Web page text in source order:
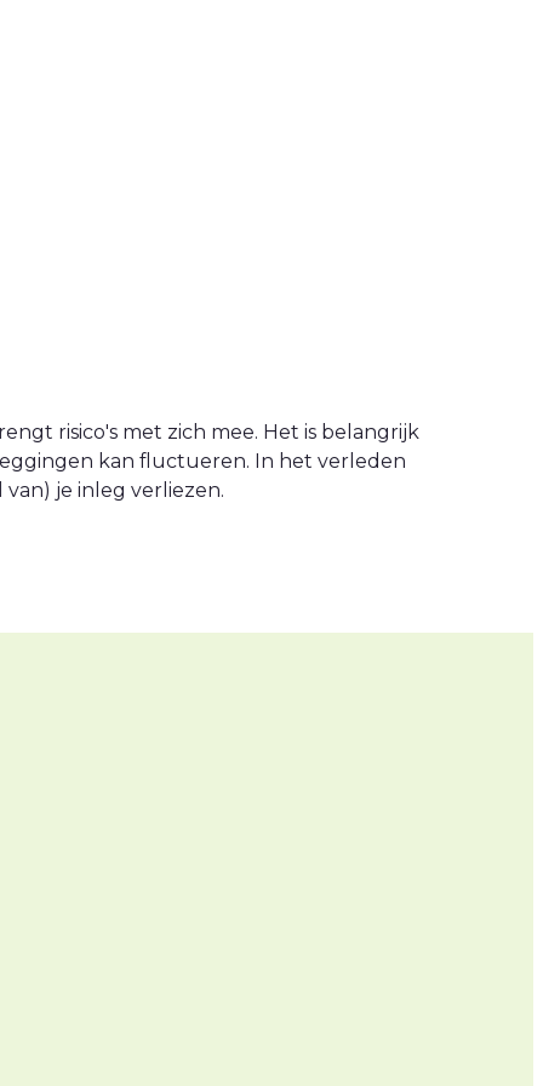
risico's met zich mee. Het is belangrijk
kan fluctueren. In het verleden
je inleg verliezen.